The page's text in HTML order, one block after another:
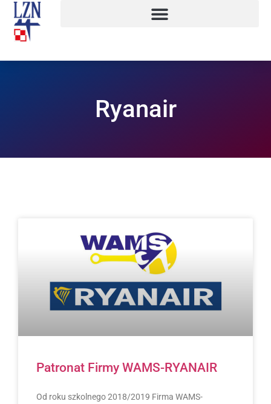
Ryanair
Patronat Firmy WAMS-RYANAIR
Od roku szkolnego 2018/2019 Firma WAMS-